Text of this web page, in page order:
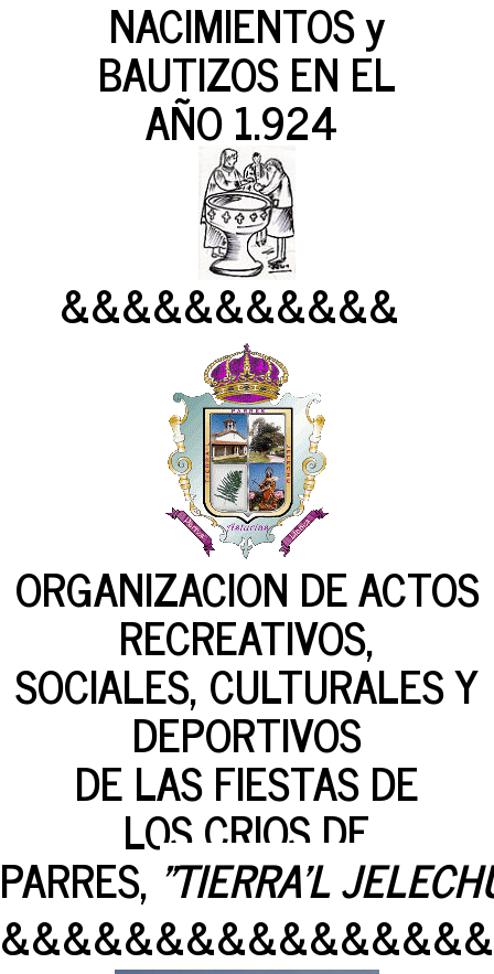
NACIMIENTOS y
BAUTIZOS EN EL
AÑO 1.924
&&&&&&&&&&&
ORGANIZACION DE ACTOS
RECREATIVOS,
SOCIALES, CULTURALES Y
DEPORTIVOS
DE LAS FIESTAS DE
LOS CRIOS DE
PARRES, "TIERRA'L